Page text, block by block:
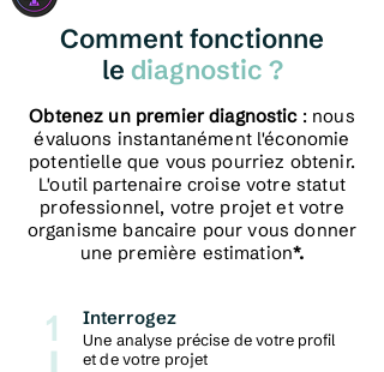
Comment fonctionne
le diagnostic ?
Obtenez un premier diagnostic: nous
évaluons instantanément l'économie
potentielle que vous pourriez obtenir.
L'outil partenaire croise votre statut
professionnel, votre projet et votre
organisme bancaire pour vous donner
une première estimation*.
1 Interrogez
Une analyse précise de votre profil
et de votre projet